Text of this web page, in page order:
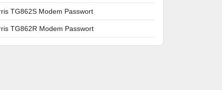
TG862S Modem Passwort
TG862R Modem Passwort